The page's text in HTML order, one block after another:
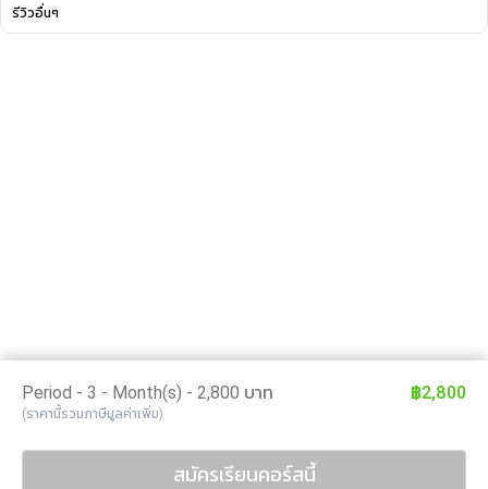
รีวิวอื่นๆ
฿2,800
Period - 3 - Month(s) - 2,800 บาท
(ราคานี้รวมภาษีมูลค่าเพิ่ม)
สมัครเรียนคอร์สนี้